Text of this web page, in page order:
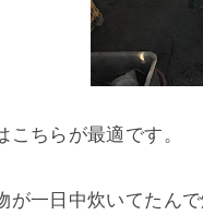
こちらが最適です。
が一日中炊いてたん